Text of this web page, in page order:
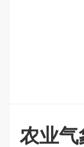
农业气